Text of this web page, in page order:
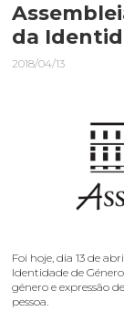
da
2018/04/13
Foi hoje, dia 13 de
Identidade de
género e expressão
pessoa.